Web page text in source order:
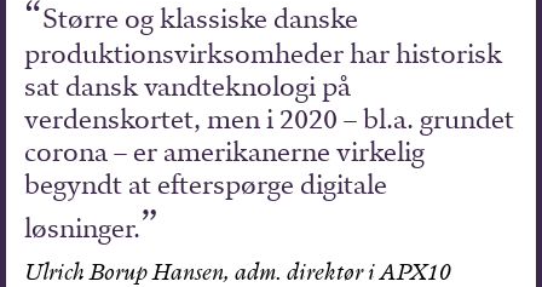
Større og klassiske danske
produktionsvirksomheder har historisk
sat dansk vandteknologi på
verdenskortet, men i 2020 – bl.a. grundet
corona – er amerikanerne virkelig
begyndt at efterspørge digitale
løsninger.
Ulrich Borup Hansen, adm. direktør i APX10